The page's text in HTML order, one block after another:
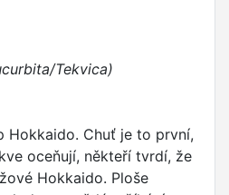
Tekvica)
Hokkaido. Chuť je to první,
oceňují, někteří tvrdí, že
Hokkaido. Ploše